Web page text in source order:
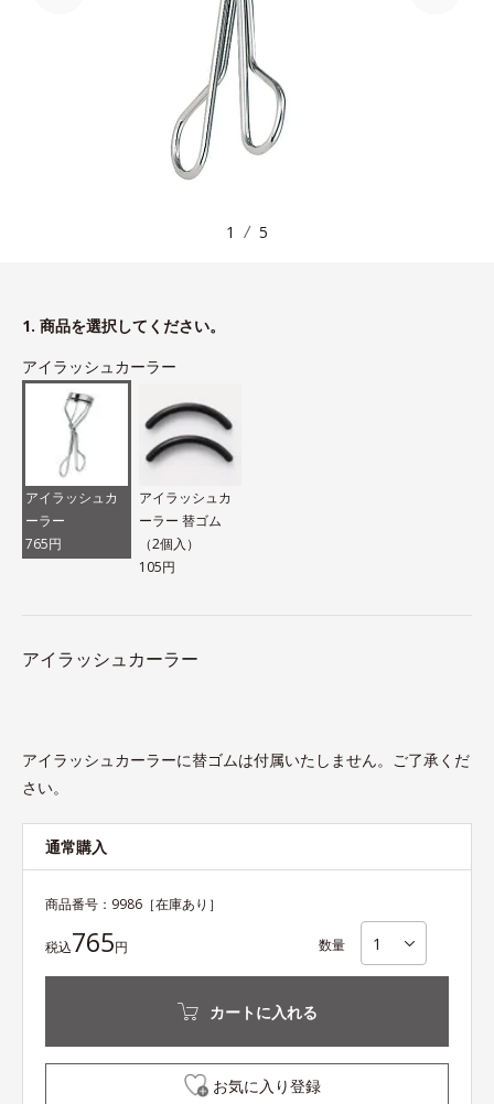
1 5
1. 商品を選択してください。
アイラッシュカーラー
アイラッシュカ
ーラー
765円
アイラッシュカ
ーラー 替ゴム
（2個入）
105円
アイラッシュカーラー
アイラッシュカーラーに替ゴムは付属いたしません。ご了承くだ
さい。
通常購入
商品番号： 9986 ［在庫あり］
税込765円 数量
カートに入れる
お気に入り登録